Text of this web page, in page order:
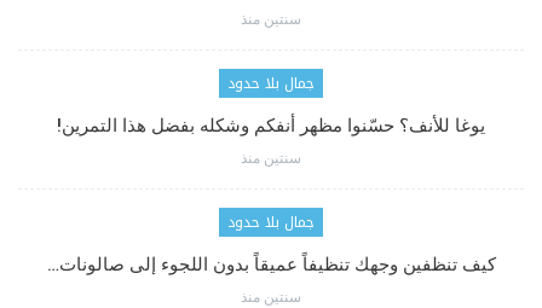
سنتين منذ
جمال بلا حدود
يوغا للأنف؟ حسّنوا مظهر أنفكم وشكله بفضل هذا التمرين!
سنتين منذ
جمال بلا حدود
كيف تنظفين وجهك تنظيفاً عميقاً بدون اللجوء إلى صالونات…
سنتين منذ